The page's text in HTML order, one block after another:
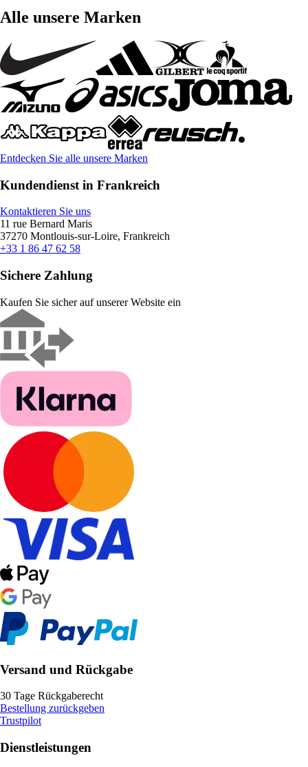
Alle unsere Marken
Entdecken Sie alle unsere Marken
Kundendienst in Frankreich
Kontaktieren Sie uns
11 rue Bernard Maris
37270 Montlouis-sur-Loire, Frankreich
+33 1 86 47 62 58
Sichere Zahlung
Kaufen Sie sicher auf unserer Website ein
Versand und Rückgabe
30 Tage Rückgaberecht
Bestellung zurückgeben
Trustpilot
Dienstleistungen